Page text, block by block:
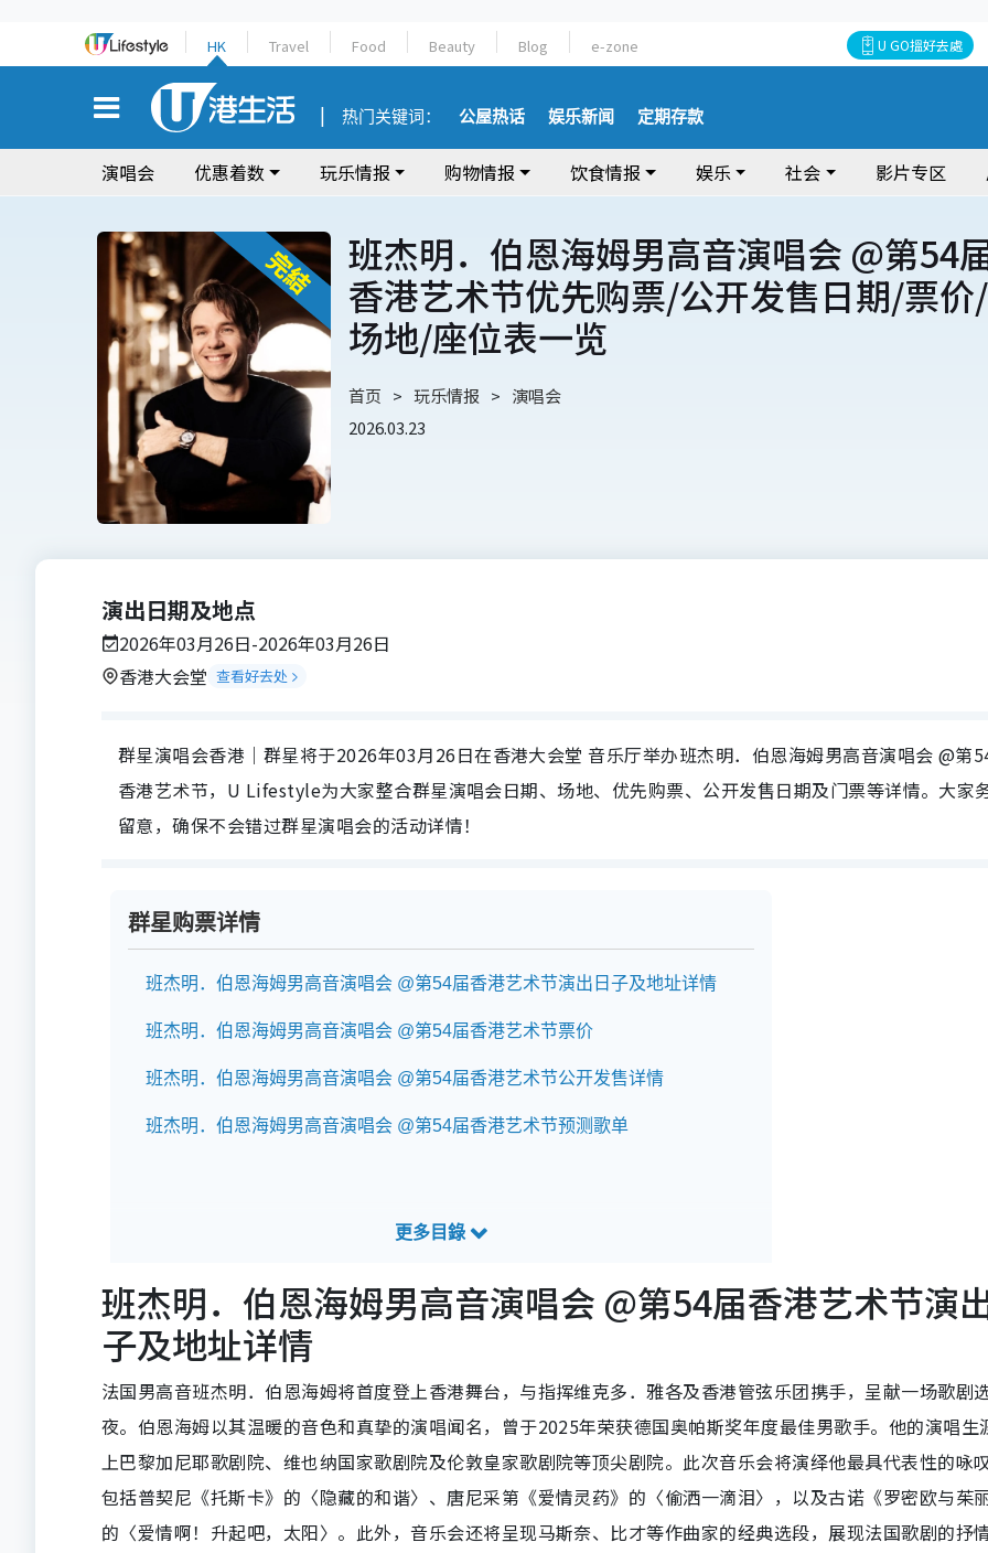
HK Travel Food Beauty Blog e-zone U GO搵好去處
热门关键词： 公屋热话 娱乐新闻 定期存款
演唱会 优惠着数 玩乐情报 购物情报 饮食情报 娱乐 社会 影片专区
班杰明．伯恩海姆男高音演唱会 @第54
香港艺术节优先购票/公开发售日期/票价/
场地/座位表一览
首页 玩乐情报
演唱会
2026.03.23
演出日期及地点
2026年03月26日-2026年03月26日
香港大会堂 查看好去处
群星演唱会香港｜群星将于2026年03月26日在香港大会堂 音乐厅举办班杰明．伯恩海姆男高音演唱会 @第
香港艺术节，U Lifestyle为大家整合群星演唱会日期、场地、优先购票、公开发售日期及门票等详情。大家
留意，确保不会错过群星演唱会的活动详情！
群星购票详情
班杰明．伯恩海姆男高音演唱会 @第54届香港艺术节演出日子及地址详情
班杰明．伯恩海姆男高音演唱会 @第54届香港艺术节票价
班杰明．伯恩海姆男高音演唱会 @第54届香港艺术节公开发售详情
班杰明．伯恩海姆男高音演唱会 @第54届香港艺术节预测歌单
班杰明．伯恩海姆男高音演唱会 @第54届香港艺术节演
子及地址详情
法国男高音班杰明．伯恩海姆将首度登上香港舞台，与指挥维克多．雅各及香港管弦乐团携手，呈献一场歌剧
夜。伯恩海姆以其温暖的音色和真挚的演唱闻名，曾于2025年荣获德国奥帕斯奖年度最佳男歌手。他的演唱生
上巴黎加尼耶歌剧院、维也纳国家歌剧院及伦敦皇家歌剧院等顶尖剧院。此次音乐会将演绎他最具代表性的咏
包括普契尼《托斯卡》的〈隐藏的和谐〉、唐尼采第《爱情灵药》的〈偷洒一滴泪〉，以及古诺《罗密欧与茱
的〈爱情啊！升起吧，太阳〉。此外，音乐会还将呈现马斯奈、比才等作曲家的经典选段，展现法国歌剧的抒